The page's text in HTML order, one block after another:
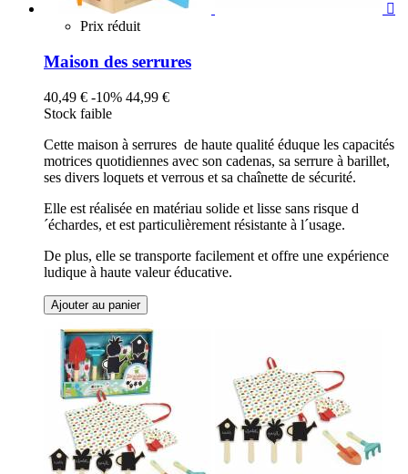

Prix réduit
Maison des serrures
40,49 € -10% 44,99 €
Stock faible
Cette maison à serrures de haute qualité éduque les capacités
motrices quotidiennes avec son cadenas, sa serrure à barillet,
ses divers loquets et verrous et sa chaînette de sécurité.
Elle est réalisée en matériau solide et lisse sans risque d
´échardes, et est particulièrement résistante à l´usage.
De plus, elle se transporte facilement et offre une expérience
ludique à haute valeur éducative.
Ajouter au panier